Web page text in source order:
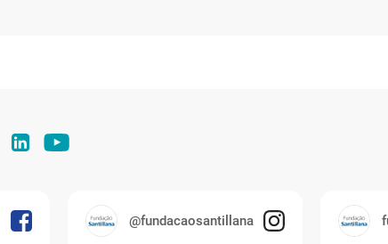
@fundacaosantillana